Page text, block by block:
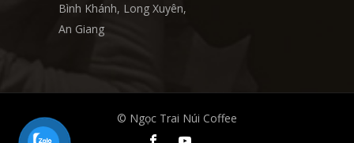
Bình Khánh, Long Xuyên,
An Giang
© Ngọc Trai Núi Coffee